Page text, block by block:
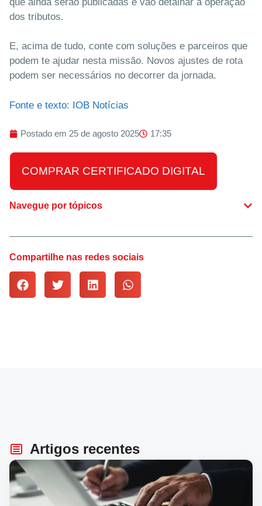
Navegue por tópicos
Compartilhe nas redes sociais
dos tributos.
E, acima de tudo, conte com soluções e parceiros que
podem te ajudar nesta missão. Novos ajustes de rota
podem ser necessários no decorrer da jornada.
Fonte e texto: IOB Notícias
Postado em 25 de agosto 2025 17:35
COMPRAR CERTIFICADO DIGITAL
Artigos recentes